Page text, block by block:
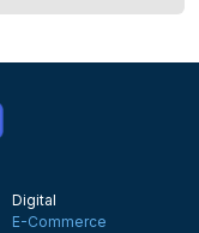
Digital
E-Commerce